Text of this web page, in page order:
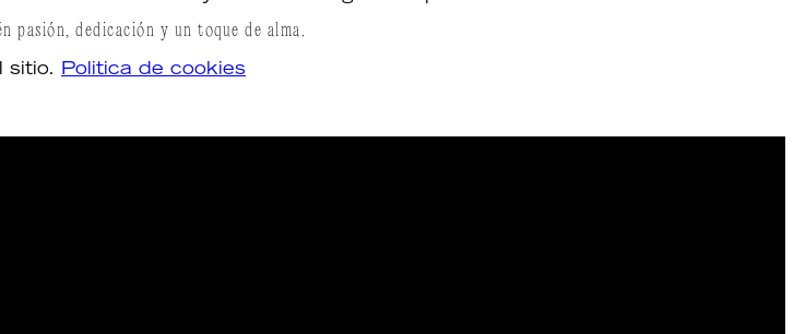
pasión, dedicación y un toque de alma.
sitio. Politica de cookies